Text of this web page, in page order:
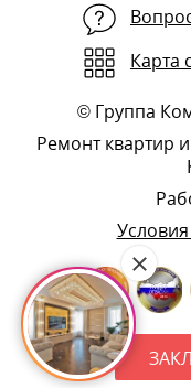
Карта
© Группа
Ремонт квартир